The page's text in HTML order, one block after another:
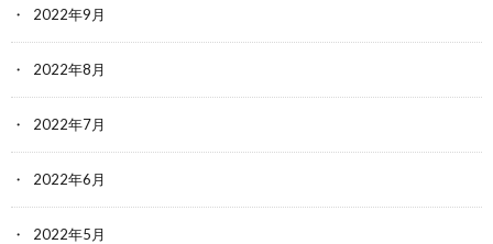
2022年9月
2022年8月
2022年7月
2022年6月
2022年5月